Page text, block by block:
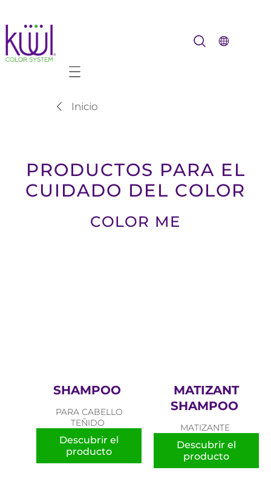
Mobile navigation
Inicio
PRODUCTOS PARA EL
CUIDADO DEL COLOR
COLOR ME
SHAMPOO
PARA CABELLO
TEÑIDO
Descubrir el
producto
MATIZANT
SHAMPOO
MATIZANTE
Descubrir el
producto